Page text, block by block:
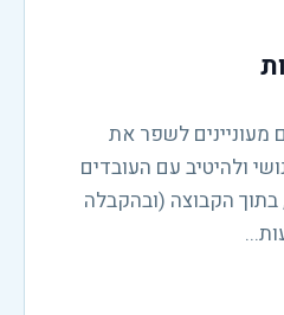
מעוניינים לשפר את
ולהיטיב עם העובדים
הקבוצה (ובהקבלה